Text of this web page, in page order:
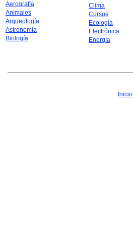
Aerografía
Animales
Arqueología
Astronomía
Biología
Clima
Cursos
Ecología
Electrónica
Energía
Inicio